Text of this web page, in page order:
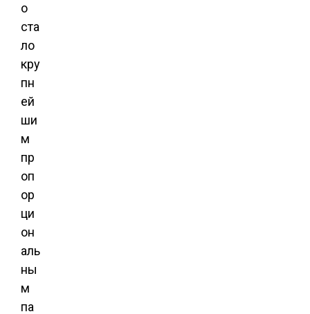
о
ста
ло
кру
пн
ей
ши
м
пр
оп
ор
ци
он
аль
ны
м
па